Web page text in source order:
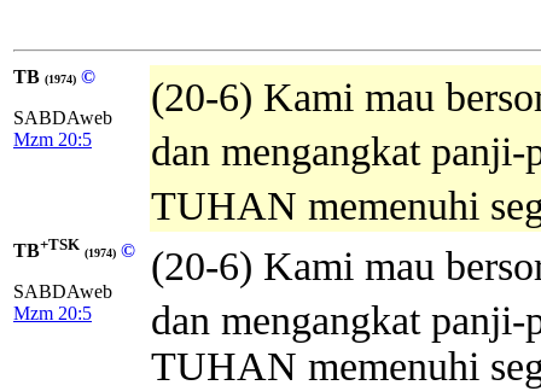
TB (1974) ©
SABDAweb
Mzm 20:5
(20-6) Kami mau
dan mengangkat panji-
TUHAN memenuhi
TB+TSK (1974) ©
SABDAweb
Mzm 20:5
(20-6) Kami mau
dan mengangkat
TUHAN memenuhi